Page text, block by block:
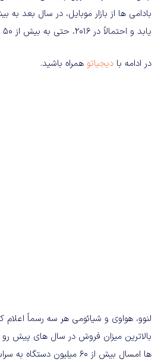
یابد و احتمالاً در 2016، حتی به بیش از 50 درصد می رسد.
در ادامه با دیجیاتو همراه باشید.
لنوو، هواوی و شیائومی هر سه رسماً اعلام
بالاترین میزان فروش در سال های پیش
ها امسال بیش از 60 میلیون